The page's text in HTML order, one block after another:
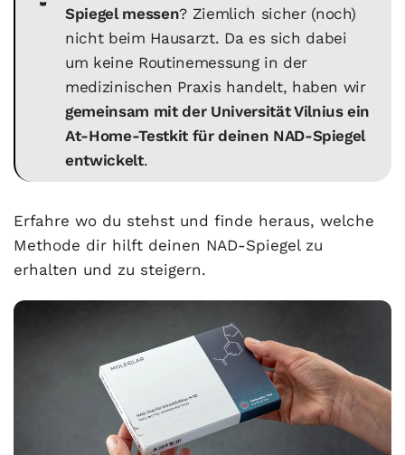
Spiegel messen? Ziemlich sicher (noch)
nicht beim Hausarzt. Da es sich dabei
um keine Routinemessung in der
medizinischen Praxis handelt, haben wir
gemeinsam mit der Universität Vilnius ein
At-Home-Testkit für deinen NAD-Spiegel
entwickelt.
Erfahre wo du stehst und finde heraus, welche
Methode dir hilft deinen NAD-Spiegel zu
erhalten und zu steigern.